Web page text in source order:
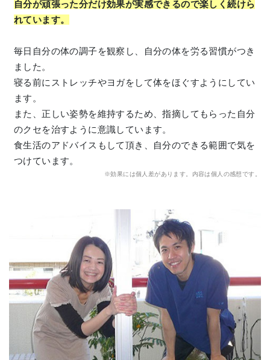
自分が頑張った分だけ効果が実感できるので楽しく続けら
れています。
毎日自分の体の調子を観察し、自分の体を労る習慣がつき
ました。
寝る前にストレッチやヨガをして体をほぐすようにしてい
ます。
また、正しい姿勢を維持するため、指摘してもらった自分
のクセを治すように意識しています。
食生活のアドバイスもして頂き、自分のできる範囲で気を
つけています。
※効果には個人差があります。内容は個人の感想です。